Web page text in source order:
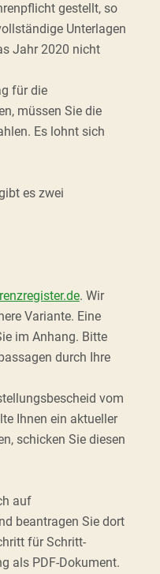
gestellt, so
Unterlagen
Jahr 2020 nicht
für die
müssen Sie die
Es lohnt sich
es zwei
. Wir
Variante. Eine
im Anhang. Bitte
durch Ihre
vom
Ihnen ein aktueller
schicken Sie diesen
auf
beantragen Sie dort
für Schritt-
als PDF-Dokument.